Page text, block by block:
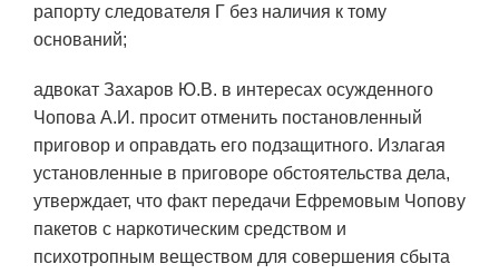
рапорту следователя Г без наличия к тому
оснований;
адвокат Захаров Ю.В. в интересах осужденного
Чопова А.И. просит отменить постановленный
приговор и оправдать его подзащитного. Излагая
установленные в приговоре обстоятельства дела,
утверждает, что факт передачи Ефремовым Чопову
пакетов с наркотическим средством и
психотропным веществом для совершения сбыта